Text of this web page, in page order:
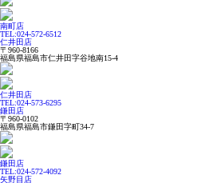
南町店
TEL:024-572-6512
仁井田店
〒960-8166
福島県福島市仁井田字谷地南15-4
仁井田店
TEL:024-573-6295
鎌田店
〒960-0102
福島県福島市鎌田字町34-7
鎌田店
TEL:024-572-4092
矢野目店